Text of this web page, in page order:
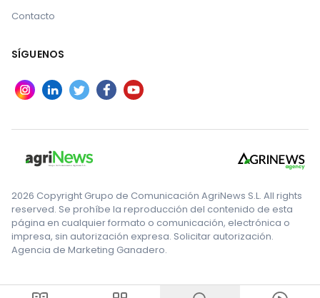
Contacto
SÍGUENOS
2026 Copyright Grupo de Comunicación AgriNews S.L. All rights
reserved. Se prohíbe la reproducción del contenido de esta
página en cualquier formato o comunicación, electrónica o
impresa, sin autorización expresa. Solicitar autorización.
Agencia de Marketing Ganadero.